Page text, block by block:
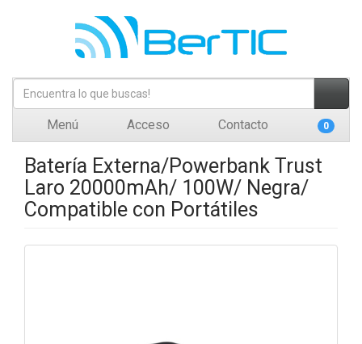
Menú Acceso Contacto 0
Batería Externa/Powerbank Trust
Laro 20000mAh/ 100W/ Negra/
Compatible con Portátiles